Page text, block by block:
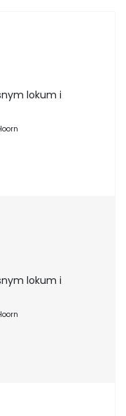
lokum i
lokum i